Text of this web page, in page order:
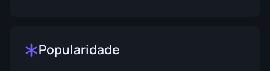
Popularidade